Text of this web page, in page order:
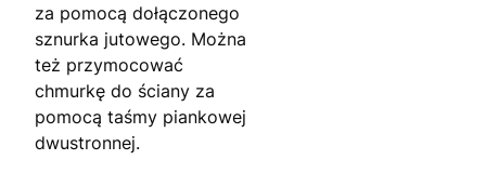
za pomocą dołączonego
sznurka jutowego. Można
też przymocować
chmurkę do ściany za
pomocą taśmy piankowej
dwustronnej.